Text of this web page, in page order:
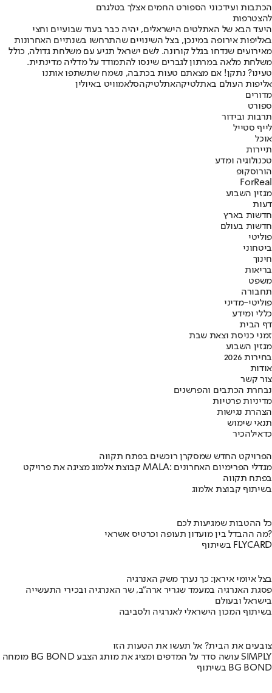
הכתבות ועידכוני הספורט החמים אצלך בטלגרם
להצטרפות
היעד הבא של האתלטים הישראלים, יהיה כבר בעוד שבועיים וחצי
באליפות אירופה במינכן, בצל השינויים שהתרחשו בשנתיים האחרונות
מאירועים שנדחו בגלל קורונה. לשם ישראל תגיע עם משלחת גדולה, כולל
משלחת מלאה במרתון לגברים שינסו להתמודד על מדליה מדינתית.
טעינו? נתקן! אם מצאתם טעות בכתבה, נשמח שתשתפו אותנו
אליפות העולם באתלטיקהאתלטיקהסלאמוויט באיולין
מדורים
ספורט
תרבות ובידור
לייף סטייל
אוכל
תיירות
טכנולוגיה ומדע
הורוסקופ
ForReal
מגזין השבוע
דעות
חדשות בארץ
חדשות בעולם
פוליטי
ביטחוני
חינוך
בריאות
משפט
תחבורה
פוליטי-מדיני
כללי ומידע
דף הבית
זמני כניסת וצאת שבת
מגזין השבוע
בחירות 2026
אודות
צור קשר
נבחרת הכתבים והפרשנים
מדיניות פרטיות
הצהרת נגישות
תנאי שימוש
כדאילהכיר
הפרויקט החדש שמסקרן רוכשים בפתח תקווה
קבוצת אלמוג מציגה את פרויקט MALA: מגדלי הפרימיום האחרונים
בפתח תקווה
בשיתוף קבוצת אלמוג
כל ההטבות שמגיעות לכם
מה ההבדל בין מועדון תעופה וכרטיס אשראי?
בשיתוף FLYCARD
בצל איומי איראן: כך נערך משק האנרגיה
פסגת האנרגיה במעמד שגריר ארה"ב, שר האנרגיה ובכירי התעשייה
בישראל ובעולם
בשיתוף המכון הישראלי לאנרגיה ולסביבה
צובעים את הבית? אל תעשו את הטעות הזו
מומחה BG BOND עושה סדר על המדפים ומציג את מותג הצבע SIMPLY
בשיתוף BG BOND